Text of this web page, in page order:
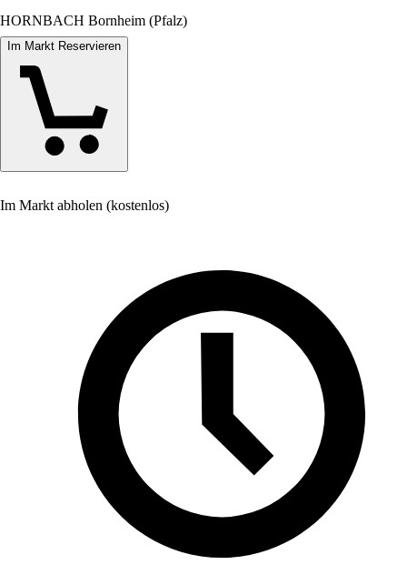
HORNBACH Bornheim (Pfalz)
Im Markt Reservieren
Im Markt abholen (kostenlos)